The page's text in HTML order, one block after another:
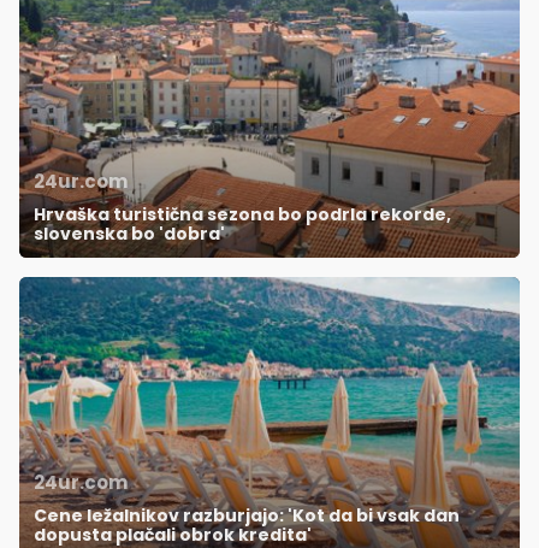
24ur.com
Hrvaška turistična sezona bo podrla rekorde,
slovenska bo 'dobra'
24ur.com
Cene ležalnikov razburjajo: 'Kot da bi vsak dan
dopusta plačali obrok kredita'